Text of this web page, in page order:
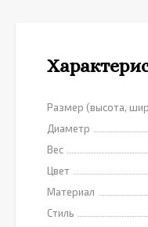
Размер (высота,
Диаметр
Вес
Цвет
Материал
Стиль